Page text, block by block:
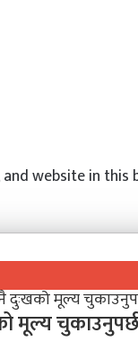
and website in
मूल्य